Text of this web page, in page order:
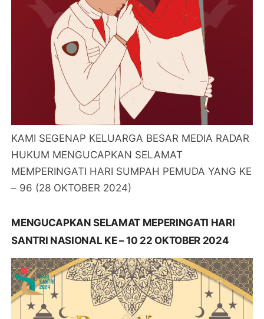
KAMI SEGENAP KELUARGA BESAR MEDIA RADAR
HUKUM MENGUCAPKAN SELAMAT
MEMPERINGATI HARI SUMPAH PEMUDA YANG KE
– 96 (28 OKTOBER 2024)
MENGUCAPKAN SELAMAT MEPERINGATI HARI
SANTRI NASIONAL KE – 10 22 OKTOBER 2024